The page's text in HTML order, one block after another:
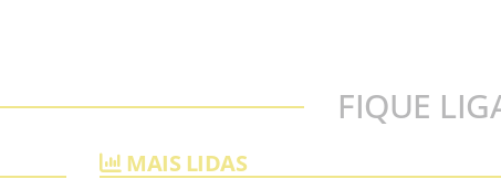
FIQUE
MAIS LIDAS